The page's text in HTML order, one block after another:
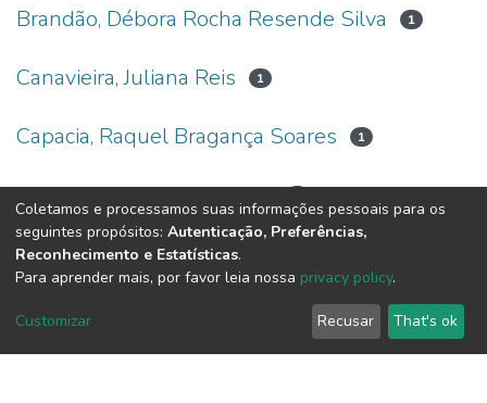
Brandão, Débora Rocha Resende Silva 1
Canavieira, Juliana Reis 1
Capacia, Raquel Bragança Soares 1
Carmo, Gabriela Pereira do
Carone, Railda Alves da Silva
« 7 8 »
Coletamos e processamos suas informações pessoais para os
seguintes propósitos: Autenticação, Preferências,
Reconhecimento e Estatísticas.
Para aprender mais, por favor leia nossa privacy policy.
Customizar Recusar That's ok